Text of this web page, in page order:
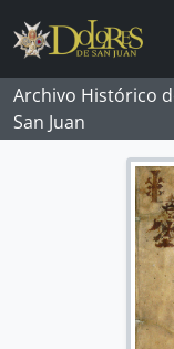
Skip to main content
Archivo Histórico
San Juan